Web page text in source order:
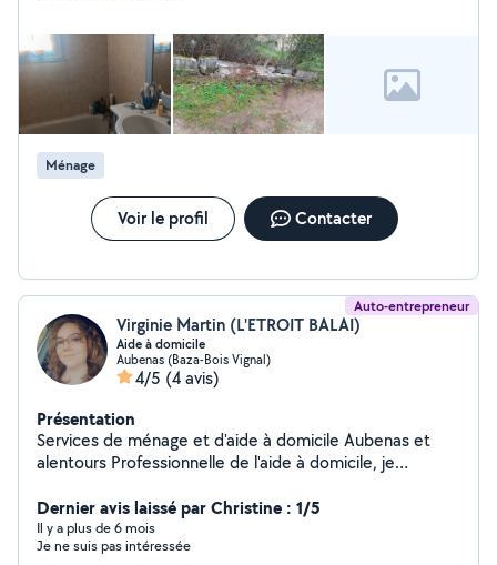
Ménage
Voir le profil Contacter
Auto-entrepreneur
Virginie Martin (L'ETROIT BALAI)
Aide à domicile
Aubenas (Baza-Bois Vignal)
4/5 (4 avis)
Présentation
Services de ménage et d'aide à domicile Aubenas et
alentours Professionnelle de l'aide à domicile, je
soignées, adaptées à vos besoins et à votre rythme.
Ménage courant : sols, poussière, sanitaires, cuisine
Rangement des pièces Pliage et entretien du linge
Dernier avis laissé par Christine : 1/5
Il y a plus de 6 mois
Je ne suis pas intéressée